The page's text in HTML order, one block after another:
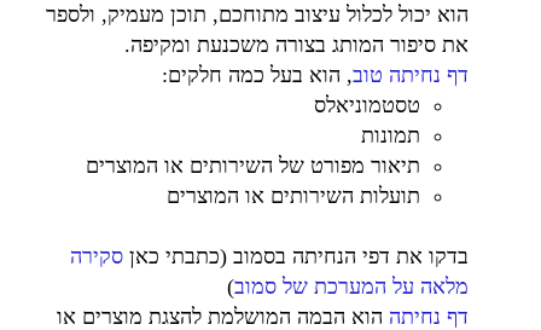
הוא יכול לכלול עיצוב מתוחכם, תוכן מעמיק, ולספר
את סיפור המותג בצורה משכנעת ומקיפה.
דף נחיתה טוב, הוא בעל כמה חלקים:
טסטמוניאלס
תמונות
תיאור מפורט של השירותים או המוצרים
תועלות השירותים או המוצרים
בדקו את דפי הנחיתה בסמוב (כתבתי כאן סקירה
מלאה על המערכת של סמוב)
דף נחיתה הוא הבמה המושלמת להצגת מוצרים או